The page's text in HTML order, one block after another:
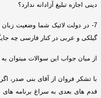
دینی اجازه تبلیغ آزادانه ندارد؟
7-
در دولت لائیک شما وضعیت
گیلکی و عربی در کنار فارسی چه
از میان جواب این سوالات میتوان
با تشکر فروان از آقای بنی صدر، اگر
قدم های بعدی به سراغ برنامه های